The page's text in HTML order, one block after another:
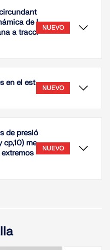
de l
a tracci NUEVO
de las estructuras de
generados por los
Estas estructuras
significativamente el
en el est
NUEVO
de presió
cp,10) me
NUEVO